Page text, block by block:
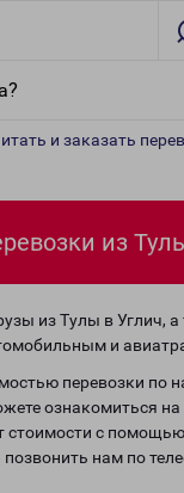
и заказать
из
из Тулы в Углич, а
и
перевозки по
ознакомиться на
стоимости с
нам по